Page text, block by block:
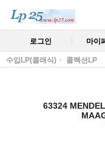
로그인 마이
수입LP(클래식) 콜렉션LP
63324